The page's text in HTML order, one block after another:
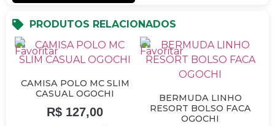
PRODUTOS RELACIONADOS
CAMISA POLO MC SLIM
CASUAL OGOCHI
R$ 127,00
BERMUDA LINHO
RESORT BOLSO FACA
OGOCHI